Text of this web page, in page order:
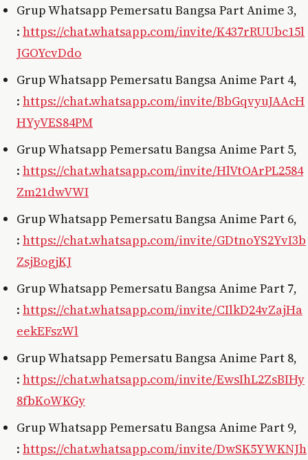
Grup Whatsapp Pemersatu Bangsa Part Anime 3,
: https://chat.whatsapp.com/invite/K437rRUUbc15l
JGOYcvDdo
Grup Whatsapp Pemersatu Bangsa Anime Part 4,
: https://chat.whatsapp.com/invite/BbGqvyuJAAcH
HYyVES84PM
Grup Whatsapp Pemersatu Bangsa Anime Part 5,
: https://chat.whatsapp.com/invite/HlVtOArPL2584
Zm21dwVWI
Grup Whatsapp Pemersatu Bangsa Anime Part 6,
: https://chat.whatsapp.com/invite/GDtnoYS2YvI3b
ZsjBogjKJ
Grup Whatsapp Pemersatu Bangsa Anime Part 7,
: https://chat.whatsapp.com/invite/CIlkD24vZajHa
eekEFszWl
Grup Whatsapp Pemersatu Bangsa Anime Part 8,
: https://chat.whatsapp.com/invite/EwsIhL2ZsBIHy
8fbKoWKGy
Grup Whatsapp Pemersatu Bangsa Anime Part 9,
: https://chat.whatsapp.com/invite/DwSK5YWKNJh